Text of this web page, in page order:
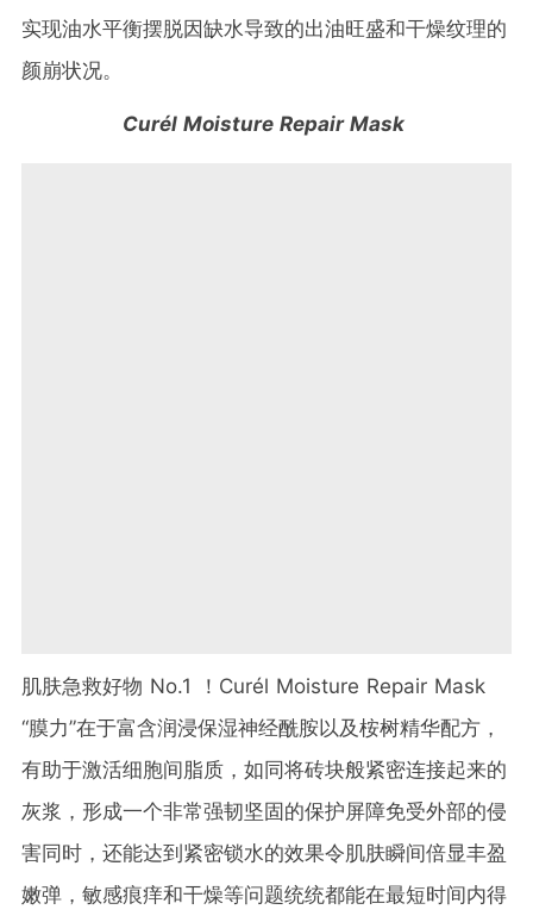
实现油水平衡摆脱因缺水导致的出油旺盛和干燥纹理的
颜崩状况。
Curél Moisture Repair Mask
肌肤急救好物 No.1 ！Curél Moisture Repair Mask
“膜力”在于富含润浸保湿神经酰胺以及桉树精华配方，
有助于激活细胞间脂质，如同将砖块般紧密连接起来的
灰浆，形成一个非常强韧坚固的保护屏障免受外部的侵
害同时，还能达到紧密锁水的效果令肌肤瞬间倍显丰盈
嫩弹，敏感痕痒和干燥等问题统统都能在最短时间内得